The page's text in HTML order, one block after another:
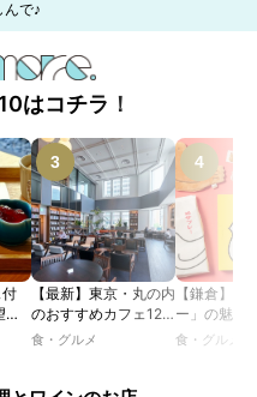
んで♪
はコチラ！
む
味
【最新】東京・丸の内
のおすすめカフェ12
選｜ひとりでゆったり
食・グルメ
【鎌倉】「
ー」の魅力
説！ 定番商
食・グルメ